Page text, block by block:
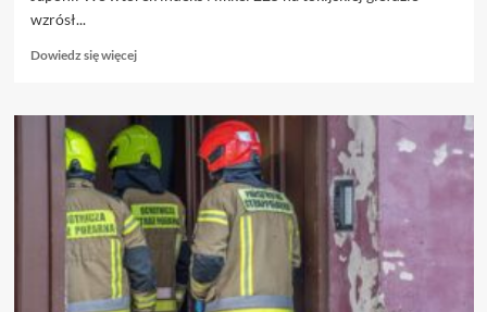
wzrósł...
Dowiedz się więcejDowiedz
o
Historyczny
rekord
w
Tokio
w
następstwie
propozycji
nowych
wyborów